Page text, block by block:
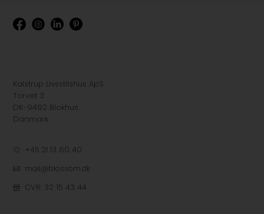
Kalstrup Livsstilshus ApS
Torvet 3
DK-9492 Blokhus
Danmark
+45 21 13 60 40
mail@blossom.dk
CVR: 32 15 43 44